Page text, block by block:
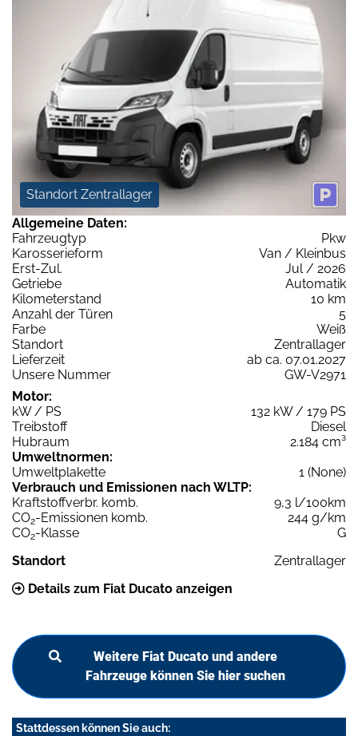
Standort Zentrallager
Allgemeine Daten:
Fahrzeugtyp
Pkw
Karosserieform
Van / Kleinbus
Erst-Zul.
Jul / 2026
Getriebe
Automatik
Kilometerstand
10 km
Anzahl der Türen
5
Farbe
Weiß
Standort
Zentrallager
Lieferzeit
ab ca. 07.01.2027
Unsere Nummer
GW-V2971
Motor:
kW / PS
132 kW / 179 PS
Treibstoff
Diesel
Hubraum
2.184 cm³
Umweltnormen:
Umweltplakette
1 (None)
Verbrauch und Emissionen nach WLTP:
Kraftstoffverbr. komb.
9,3 l/100km
CO2-Emissionen komb.
244 g/km
CO2-Klasse
G
Standort
Zentrallager
Details zum Fiat Ducato anzeigen
Weitere Fiat Ducato und andere
Fahrzeuge können Sie hier suchen
Stattdessen können Sie auch: